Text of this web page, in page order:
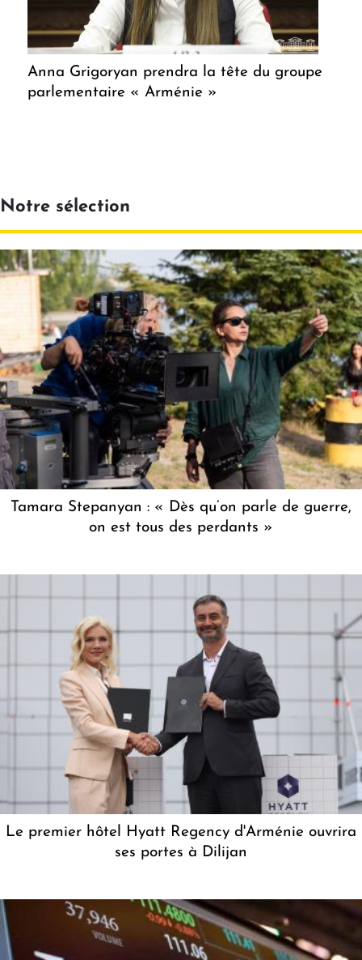
Anna Grigoryan prendra la tête du groupe
parlementaire « Arménie »
Notre sélection
Tamara Stepanyan : « Dès qu’on parle de guerre,
on est tous des perdants »
Le premier hôtel Hyatt Regency d'Arménie ouvrira
ses portes à Dilijan